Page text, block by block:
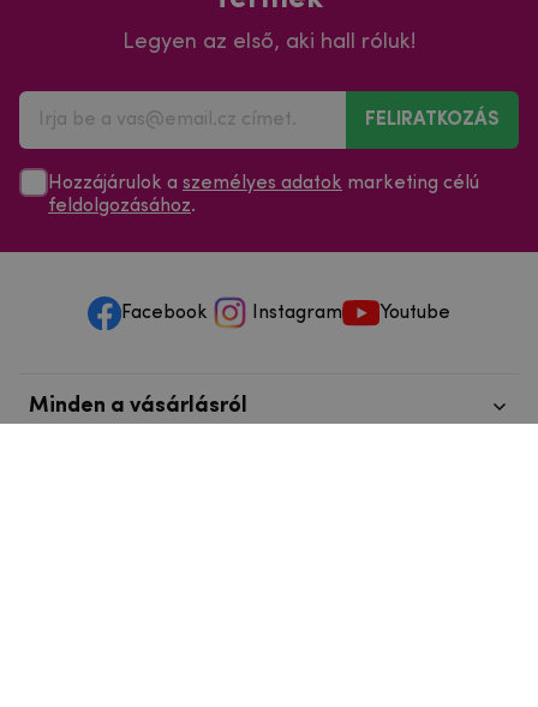
Legyen az első, aki hall róluk!
FELIRATKOZÁS
Hozzájárulok a személyes adatok marketing célú
feldolgozásához.
Facebook Instagram Youtube
Minden a vásárlásról